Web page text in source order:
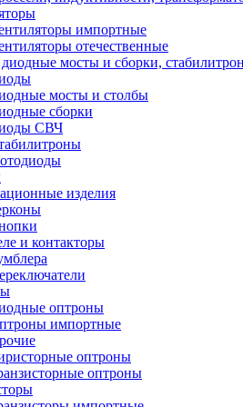
импортные
отечественные
мосты и сборки,
мосты и столбы
сборки
СВЧ
изделия
и контакторы
оптроны
импортные
оптроны
оптроны